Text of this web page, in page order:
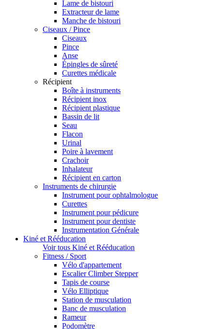
Lame de bistouri
Extracteur de lame
Manche de bistouri
Ciseaux / Pince
Ciseaux
Pince
Anse
Épingles de sûreté
Curettes médicale
Récipient
Boîte à instruments
Récipient inox
Récipient plastique
Bassin de lit
Seau
Flacon
Urinal
Poire à lavement
Crachoir
Inhalateur
Récipient en carton
Instruments de chirurgie
Instrument pour ophtalmologue
Curettes
Instrument pour pédicure
Instrument pour dentiste
Instrumentation Générale
Kiné et Rééducation
Voir tous Kiné et Rééducation
Fitness / Sport
Vélo d'appartement
Escalier Climber Stepper
Tapis de course
Vélo Elliptique
Station de musculation
Banc de musculation
Rameur
Podomètre